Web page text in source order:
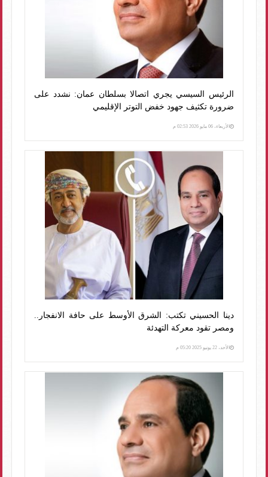
الرئيس السيسي يجري اتصالا بسلطان عمان: نشدد على
ضرورة تكثيف جهود خفض التوتر الإقليمي
الأربعاء، 06 مايو 2026 02:53 م
دينا الحسيني تكتب: الشرق الأوسط على حافة الانفجار..
ومصر تقود معركة التهدئة
الأحد، 22 يونيو 2025 05:20 م